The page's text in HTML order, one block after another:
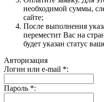
необходимой суммы,
сайте;
После выполнения
переместит Вас на
будет указан статус
Авторизация
Логин или e-mail *:
Пароль *: